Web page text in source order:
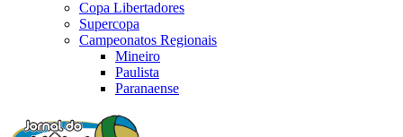
Copa Libertadores
Supercopa
Campeonatos Regionais
Mineiro
Paulista
Paranaense